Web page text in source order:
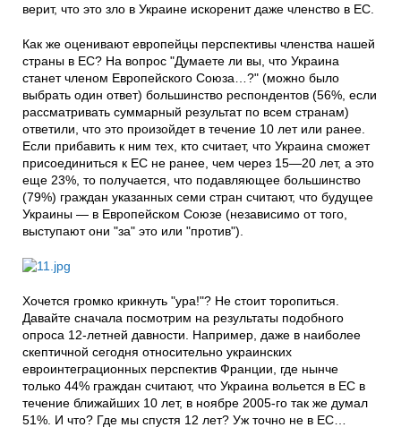
верит, что это зло в Украине искоренит даже членство в ЕС.
Как же оценивают европейцы перспективы членства нашей
страны в ЕС? На вопрос "Думаете ли вы, что Украина
станет членом Европейского Союза…?" (можно было
выбрать один ответ) большинство респондентов (56%, если
рассматривать суммарный результат по всем странам)
ответили, что это произойдет в течение 10 лет или ранее.
Если прибавить к ним тех, кто считает, что Украина сможет
присоединиться к ЕС не ранее, чем через 15—20 лет, а это
еще 23%, то получается, что подавляющее большинство
(79%) граждан указанных семи стран считают, что будущее
Украины — в Европейском Союзе (независимо от того,
выступают они "за" это или "против").
Хочется громко крикнуть "ура!"? Не стоит торопиться.
Давайте сначала посмотрим на результаты подобного
опроса 12-летней давности. Например, даже в наиболее
скептичной сегодня относительно украинских
евроинтеграционных перспектив Франции, где нынче
только 44% граждан считают, что Украина вольется в ЕС в
течение ближайших 10 лет, в ноябре 2005-го так же думал
51%. И что? Где мы спустя 12 лет? Уж точно не в ЕС…